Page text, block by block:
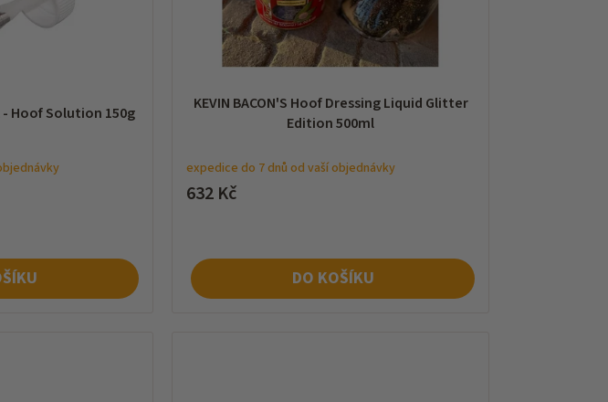
- Hoof Solution 150g
KEVIN BACON'S Hoof Dressing Liquid Glitter
Edition 500ml
expedice do 7 dnů od vaší objednávky
632 Kč
DO KOŠÍKU